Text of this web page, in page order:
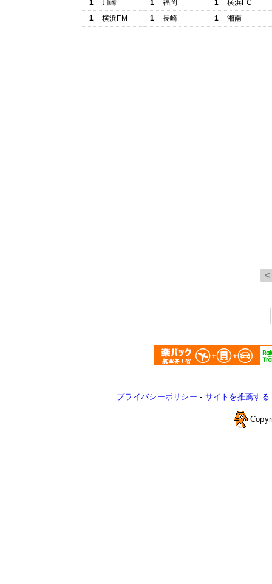
1
川崎 1
福岡
1
横浜FM 1 長崎
1
横浜FC
1
湘南
プライバシーポリシー - サイトを推薦する